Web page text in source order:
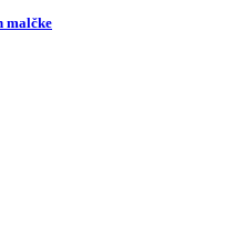
malčke